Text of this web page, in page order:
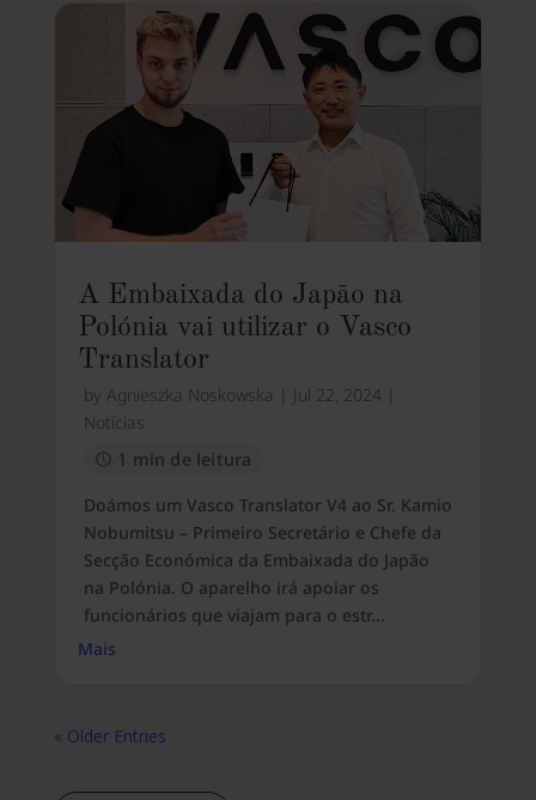
A Embaixada do Japão na
Polónia vai utilizar o Vasco
Translator
by Agnieszka Noskowska Jul 22, 2024
Notícias
1 min de leitura
Doámos um Vasco Translator V4 ao Sr. Kamio
Nobumitsu – Primeiro Secretário e Chefe da
Secção Económica da Embaixada do Japão
na Polónia. O aparelho irá apoiar os
funcionários que viajam para o estr...
Mais
« Older Entries